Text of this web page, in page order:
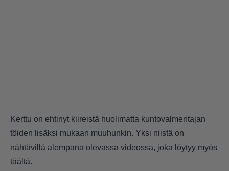
Kerttu on ehtinyt kiireistä huolimatta kuntovalmentajan
töiden lisäksi mukaan muuhunkin. Yksi niistä on
nähtävillä alempana olevassa videossa, joka löytyy myös
täältä.